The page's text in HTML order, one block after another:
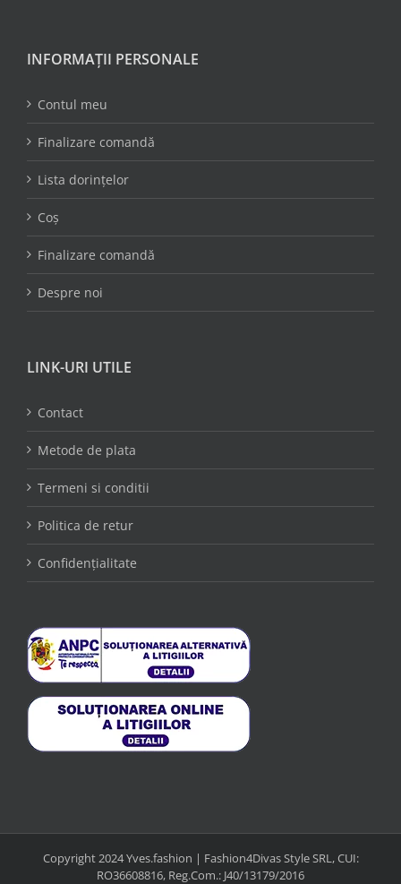
INFORMAȚII PERSONALE
Contul meu
Finalizare comandă
Lista dorințelor
Coș
Finalizare comandă
Despre noi
LINK-URI UTILE
Contact
Metode de plata
Termeni si conditii
Politica de retur
Confidențialitate
Copyright 2024 Yves.fashion | Fashion4Divas Style SRL, CUI:
RO36608816, Reg.Com.: J40/13179/2016